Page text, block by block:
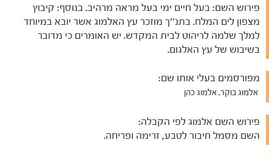
פירוש השם: בעל חיים ימי בעל מראה מרהיב. בנוסף: קיבוץ
מצפון לים המלח. בתנ''ך מוזכר עץ האלמוג אשר יובא במיוחד
למלך שלמה לריהוט לבית המקדש. יש האומרים כי מדובר
בשיבוש של עץ האלגום.
מפורסמים בעלי אותו שם:
אלמוג בוקר, אלמוג כהן
פירוש השם אלמוג לפי הקבלה:
השם מסמל חיבור לטבע, זרימה ופריחה.